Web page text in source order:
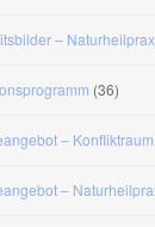
–
(36)
– Konfliktraum
–